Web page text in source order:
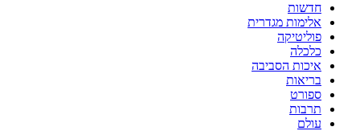
חדשות
אלימות מגדרית
פוליטיקה
כלכלה
איכות הסביבה
בריאות
ספורט
תרבות
עולם